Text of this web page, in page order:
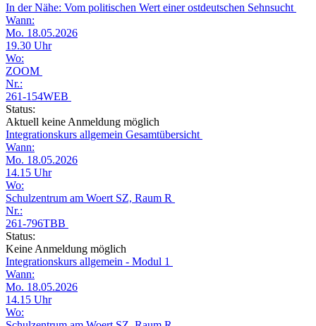
In der Nähe: Vom politischen Wert einer ostdeutschen Sehnsucht
Wann:
Mo. 18.05.2026
19.30 Uhr
Wo:
ZOOM
Nr.:
261-154WEB
Status:
Aktuell keine Anmeldung möglich
Integrationskurs allgemein Gesamtübersicht
Wann:
Mo. 18.05.2026
14.15 Uhr
Wo:
Schulzentrum am Woert SZ, Raum R
Nr.:
261-796TBB
Status:
Keine Anmeldung möglich
Integrationskurs allgemein - Modul 1
Wann:
Mo. 18.05.2026
14.15 Uhr
Wo: